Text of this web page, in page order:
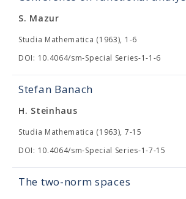
S. Mazur
Studia Mathematica (1963), 1-6
DOI: 10.4064/sm-Special Series-1-1-6
Stefan Banach
H. Steinhaus
Studia Mathematica (1963), 7-15
DOI: 10.4064/sm-Special Series-1-7-15
The two-norm spaces